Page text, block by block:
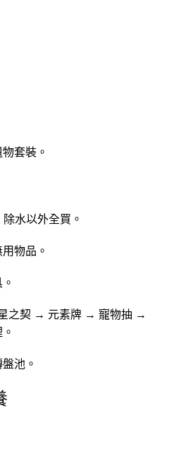
套裝。
除水以外全買。
物品。
之契 → 元素牌 → 寵物抽 →
池。